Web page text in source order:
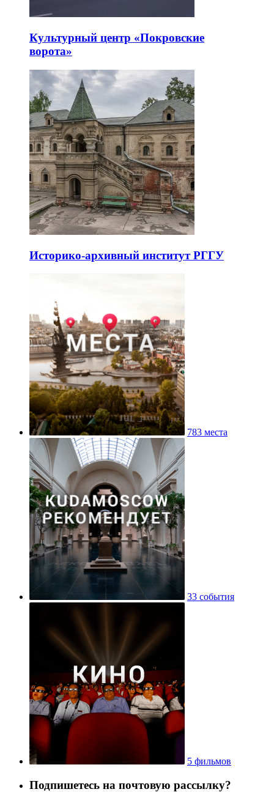
Культурный центр «Покровские
ворота»
Историко-архивный институт РГГУ
783 места
33 события
5 фильмов
Подпишетесь на почтовую рассылку?